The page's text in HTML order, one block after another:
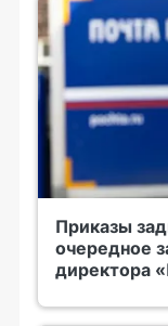
Приказы
очередное
директора